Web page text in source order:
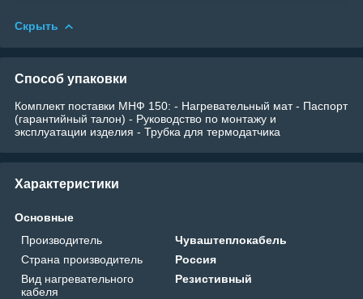
Скрыть
Способ упаковки
Комплект поставки МНФ 150: - Нагревательный мат - Паспорт
(гарантийный талон) - Руководство по монтажу и
эксплуатации изделия - Трубка для термодатчика
Характеристики
Основные
Производитель
Чуваштеплокабель
Страна производитель
Россия
Вид нагревательного
кабеля
Резистивный